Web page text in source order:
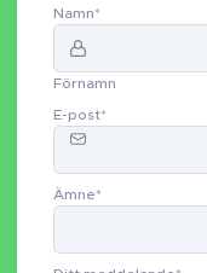
Namn*
Förnamn
E-post*
Ämne*